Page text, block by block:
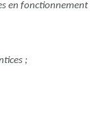
en
;